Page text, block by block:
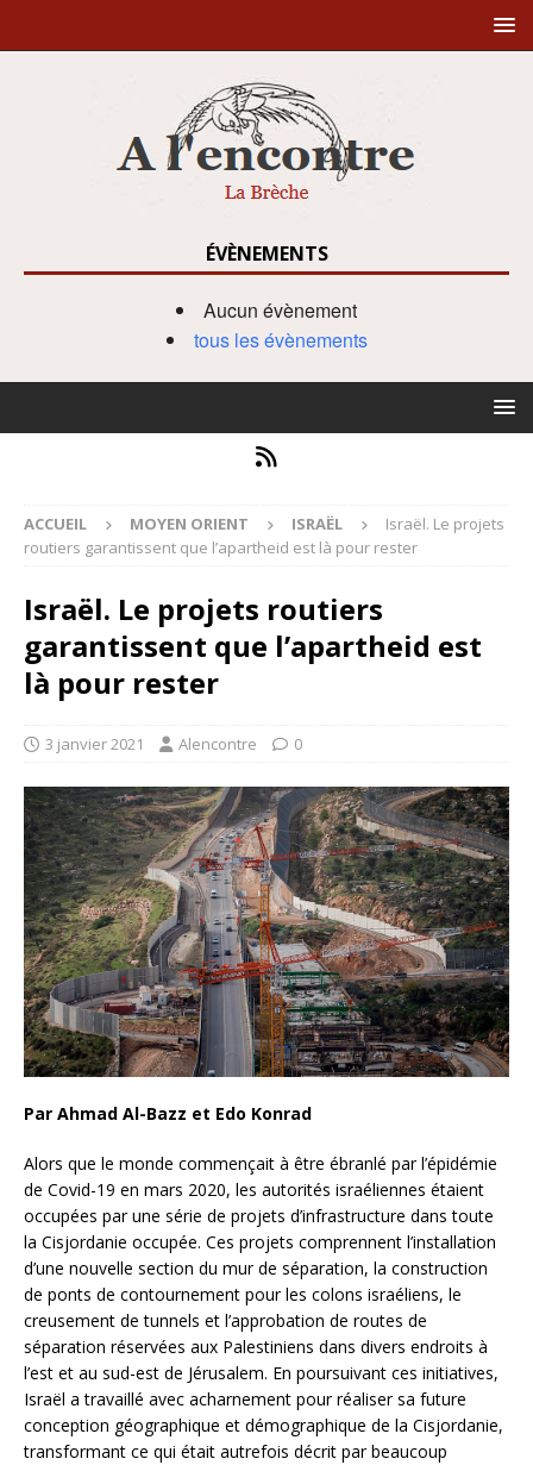
ÉVÈNEMENTS
Aucun évènement
tous les évènements
ACCUEIL MOYEN ORIENT ISRAËL
Israël. Le projets
routiers garantissent que l’apartheid est là pour rester
Israël. Le projets routiers
garantissent que l’apartheid est
là pour rester
3 janvier 2021 Alencontre 0
Par Ahmad Al-Bazz et Edo Konrad
Alors que le monde commençait à être ébranlé par l’épidémie
de Covid-19 en mars 2020, les autorités israéliennes étaient
occupées par une série de projets d’infrastructure dans toute
la Cisjordanie occupée. Ces projets comprennent l’installation
d’une nouvelle section du mur de séparation, la construction
de ponts de contournement pour les colons israéliens, le
creusement de tunnels et l’approbation de routes de
séparation réservées aux Palestiniens dans divers endroits à
l’est et au sud-est de Jérusalem. En poursuivant ces initiatives,
Israël a travaillé avec acharnement pour réaliser sa future
conception géographique et démographique de la Cisjordanie,
transformant ce qui était autrefois décrit par beaucoup